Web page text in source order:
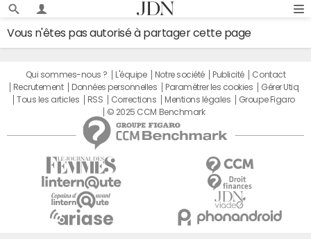
Vous n'êtes pas autorisé à partager cette page
Qui sommes-nous ? L'équipe Notre société Publicité
Contact
Recrutement
Données personnelles Paramétrer les cookies
Gérer Utiq
Tous les articles
RSS Corrections Mentions légales
Groupe Figaro
© 2025 CCM Benchmark